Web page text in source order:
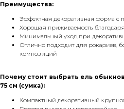
Преимущества:
Эффектная декоративная форма с
Хорошая приживаемость
Минимальный уход при
Отлично подходит для рокариев,
композиций
Почему стоит выбрать ель
75 см (сумка):
Компактный декоративный